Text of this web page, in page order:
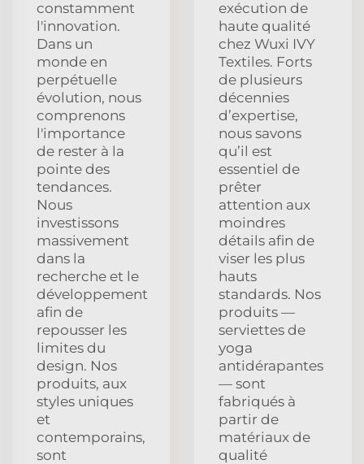
constamment
l'innovation.
Dans un
monde en
perpétuelle
évolution, nous
comprenons
l'importance
de rester à la
pointe des
tendances.
Nous
investissons
massivement
dans la
recherche et le
développement
afin de
repousser les
limites du
design. Nos
produits, aux
styles uniques
et
contemporains,
sont
exécution de
haute qualité
chez Wuxi IVY
Textiles. Forts
de plusieurs
décennies
d’expertise,
nous savons
qu’il est
essentiel de
prêter
attention aux
moindres
détails afin de
viser les plus
hauts
standards. Nos
produits —
serviettes de
yoga
antidérapantes
— sont
fabriqués à
partir de
matériaux de
qualité